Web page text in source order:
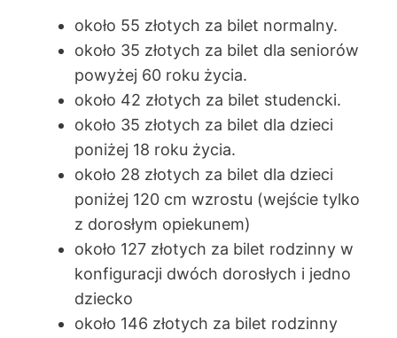
około 55 złotych za bilet normalny.
około 35 złotych za bilet dla seniorów
powyżej 60 roku życia.
około 42 złotych za bilet studencki.
około 35 złotych za bilet dla dzieci
poniżej 18 roku życia.
około 28 złotych za bilet dla dzieci
poniżej 120 cm wzrostu (wejście tylko
z dorosłym opiekunem)
około 127 złotych za bilet rodzinny w
konfiguracji dwóch dorosłych i jedno
dziecko
około 146 złotych za bilet rodzinny